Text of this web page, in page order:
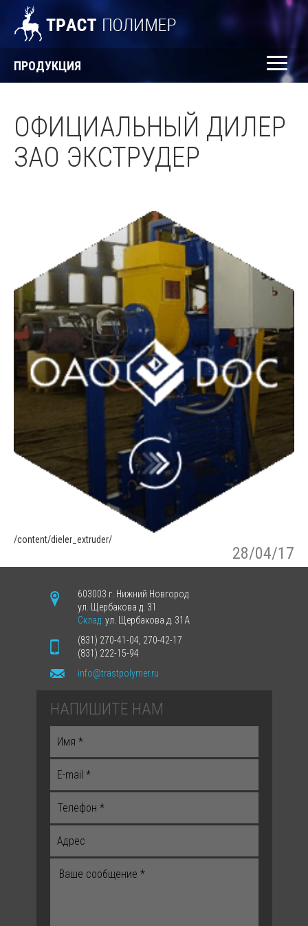
ПРОДУКЦИЯ
ОФИЦИАЛЬНЫЙ ДИЛЕР
ЗАО ЭКСТРУДЕР
/content/dieler_extruder/
28/04/17
603003 г. Нижний Новгород
ул. Щербакова д. 31
Склад: ул. Щербакова д. 31А
(831) 270-41-04, 270-42-17
(831) 222-15-94
info@trastpolymer.ru
НАПИШИТЕ НАМ